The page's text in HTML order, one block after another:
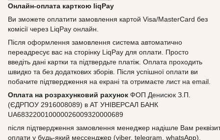
Онлайн-оплата карткою liqPay
Ви зможете оплатити замовлення картой Visa/MasterCard без
комісії через LiqPay онлайн.
Після оформлення замовлення система автоматично
переадресує вас на сторінку LiqPay для оплати. Просто
введіть дані картки та підтвердьте платіж. Оплата проходить
швидко та без додаткових зборів. Після успішної оплати ви
побачите підтвердження на екрані та отримаєте лист на email.
Оплата на розрахунковий рахунок ФОП Денисюк З.П.
(ЄДРПОУ 2916008089) в АТ УНІВЕРСАЛ БАНК
UA683220010000026009320000689
після підтвердження замовлення менеджер надішле Вам
оплати у будь-який мессенджер (viber, telegram, whatsApp).